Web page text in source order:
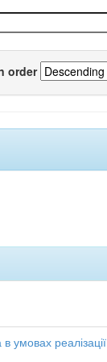
order
умовах реалізації